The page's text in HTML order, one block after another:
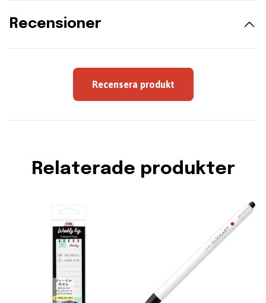
Recensioner
Recensera produkt
Relaterade produkter